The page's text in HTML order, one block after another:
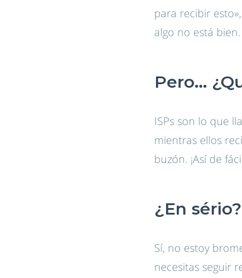
para recibir
algo no está bien.
Pero…
ISPs son lo que
mientras ellos
buzón. ¡Así de
¿En sério?
Sí, no estoy
necesitas seguir